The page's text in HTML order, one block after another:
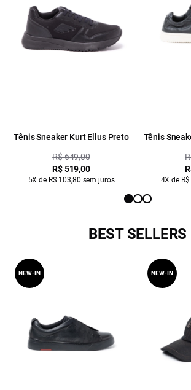
Tênis Sneaker Kurt Ellus Preto
R$ 649,00
R$ 519,00
5X de R$ 103,80 sem juros
Tênis
4X de
BEST SELLERS
NEW-IN NEW-IN